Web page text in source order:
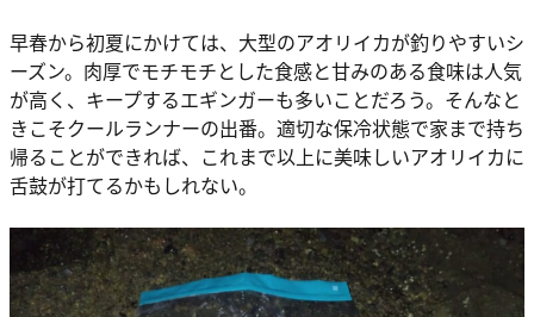
早春から初夏にかけては、大型のアオリイカが釣りやすいシ
ーズン。肉厚でモチモチとした食感と甘みのある食味は人気
が高く、キープするエギンガーも多いことだろう。そんなと
きこそクールランナーの出番。適切な保冷状態で家まで持ち
帰ることができれば、これまで以上に美味しいアオリイカに
舌鼓が打てるかもしれない。